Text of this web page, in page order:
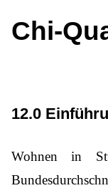
Chi-
12.0
Wohnen in